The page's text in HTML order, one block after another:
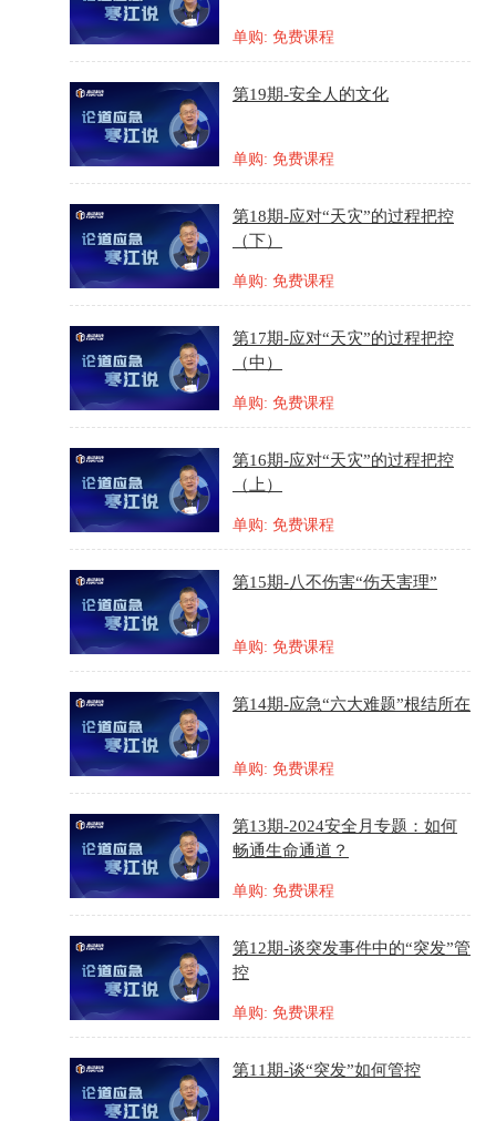
单购: 免费课程
单购: 免费课程
第19期-安全人的文化
单购: 免费课程
第18期-应对“天灾”的过程把控
（下）
单购: 免费课程
第17期-应对“天灾”的过程把控
（中）
单购: 免费课程
第16期-应对“天灾”的过程把控
（上）
单购: 免费课程
第15期-八不伤害“伤天害理”
单购: 免费课程
第14期-应急“六大难题”根结所在
单购: 免费课程
第13期-2024安全月专题：如何
畅通生命通道？
单购: 免费课程
第12期-谈突发事件中的“突发”管
控
第11期-谈“突发”如何管控